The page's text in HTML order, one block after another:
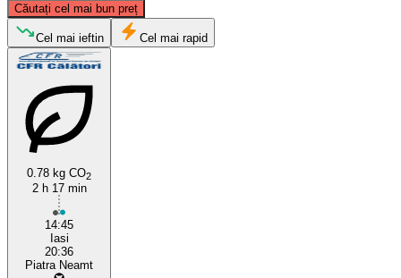
Căutați cel mai bun preț
Cel mai ieftin Cel mai rapid
0.78 kg CO2
2 h 17 min
14:45
Iasi
20:36
Piatra Neamt